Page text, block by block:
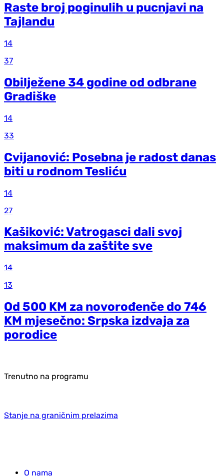
Raste broj poginulih u pucnjavi na
Tajlandu
14
37
Obilježene 34 godine od odbrane
Gradiške
14
33
Cvijanović: Posebna je radost danas
biti u rodnom Tesliću
14
27
Kašiković: Vatrogasci dali svoj
maksimum da zaštite sve
14
13
Od 500 KM za novorođenče do 746
KM mjesečno: Srpska izdvaja za
porodice
Trenutno na programu
Stanje na graničnim prelazima
O nama